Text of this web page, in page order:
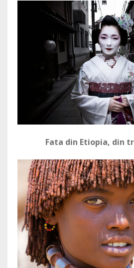
Fata din Etiopia, din